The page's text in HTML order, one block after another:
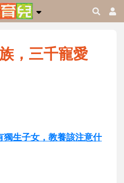
，三千寵愛
獨生子女，教養該注意什